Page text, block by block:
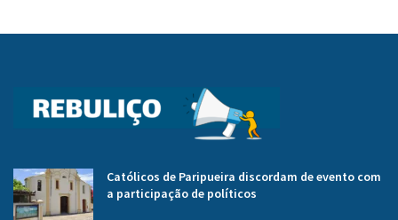
Católicos de Paripueira discordam de evento com
a participação de políticos